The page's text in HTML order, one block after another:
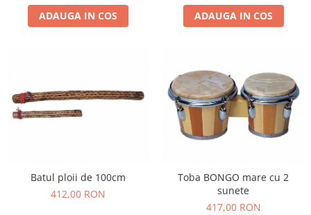
Dezvoltare timpurie
Experimente
Lumina
Lumini si culori
Pregătire pentru școală
Pregătirea scrierii de mână
ADAUGA IN COS ADAUGA IN COS
Batul ploii de 100cm
412,00 RON
Toba BONGO mare cu 2
sunete
417,00 RON